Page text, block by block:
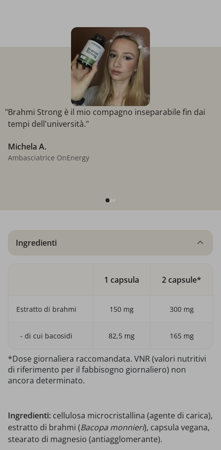
"Brahmi Strong è il mio compagno inseparabile fin dai
tempi dell'università."
Michela A.
Ambasciatrice OnEnergy
Ingredienti
1 capsula 2 capsule*
Estratto di brahmi 150 mg 300 mg
- di cui bacosidi 82,5 mg 165 mg
*Dose giornaliera raccomandata. VNR (valori nutritivi
di riferimento per il fabbisogno giornaliero) non
ancora determinato.
Ingredienti: cellulosa microcristallina (agente di carica),
estratto di brahmi (Bacopa monnieri), capsula vegana,
stearato di magnesio (antiagglomerante).